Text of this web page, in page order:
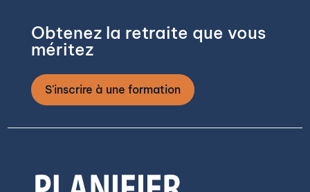
Obtenez la retraite que vous
méritez
S'inscrire à une formation